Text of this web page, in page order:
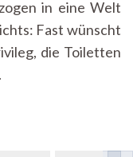
in eine Welt
Fast wünscht
die Toiletten